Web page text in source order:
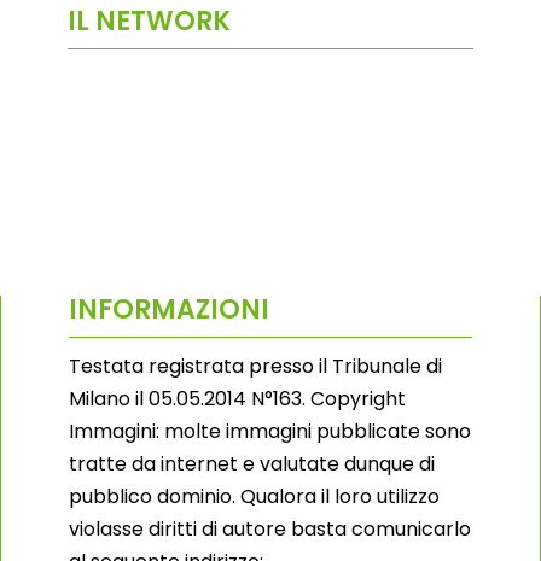
IL NETWORK
INFORMAZIONI
Testata registrata presso il Tribunale di
Milano il 05.05.2014 N°163. Copyright
Immagini: molte immagini pubblicate sono
tratte da internet e valutate dunque di
pubblico dominio. Qualora il loro utilizzo
violasse diritti di autore basta comunicarlo